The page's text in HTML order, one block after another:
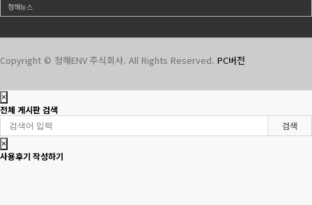
청해뉴스
Copyright © 청해ENV 주식회사. All Rights Reserved. PC버전
×
전체 게시판 검색
검색
×
사용후기 작성하기